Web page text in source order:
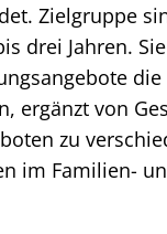
Zielgruppe
drei Jahren.
ergänzt von
zu
im Familien-